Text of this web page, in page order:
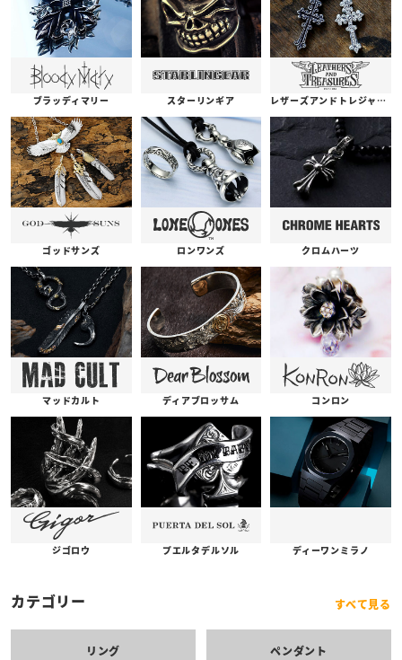
ブラッディマリー スターリンギア レザーズアンドトレジャーズ
ゴッドサンズ ロンワンズ クロムハーツ
マッドカルト ディアブロッサム コンロン
ジゴロウ プエルタデルソル ディーワンミラノ
カテゴリー すべて見る
リング ペンダント